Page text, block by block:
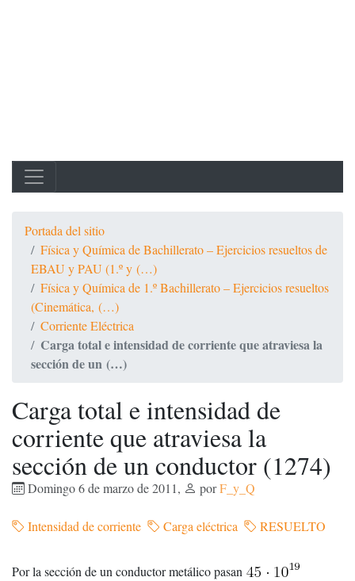
Portada del sitio
Física y Química de Bachillerato – Ejercicios resueltos de
EBAU y PAU (1.º y (…)
Física y Química de 1.º Bachillerato – Ejercicios resueltos
(Cinemática, (…)
Corriente Eléctrica
Carga total e intensidad de corriente que atraviesa la
sección de un (…)
Carga total e intensidad de
corriente que atraviesa la
sección de un conductor (1274)
Domingo 6 de marzo de 2011, porF_y_Q
Intensidad de corriente Carga eléctrica RESUELTO
Por la sección de un conductor metálico pasan